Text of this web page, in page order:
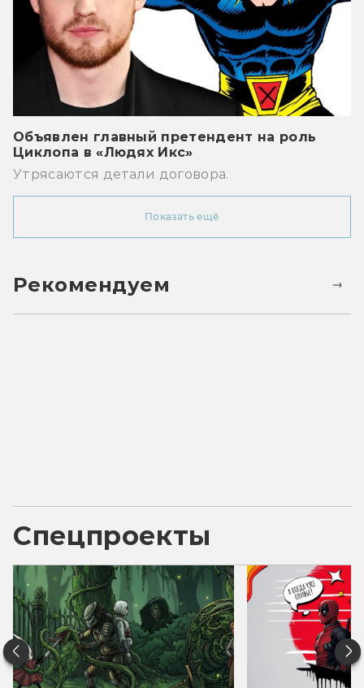
Объявлен главный претендент на роль
Циклопа в «Людях Икс»
Утрясаются детали договора.
Показать ещё
Рекомендуем
Спецпроекты